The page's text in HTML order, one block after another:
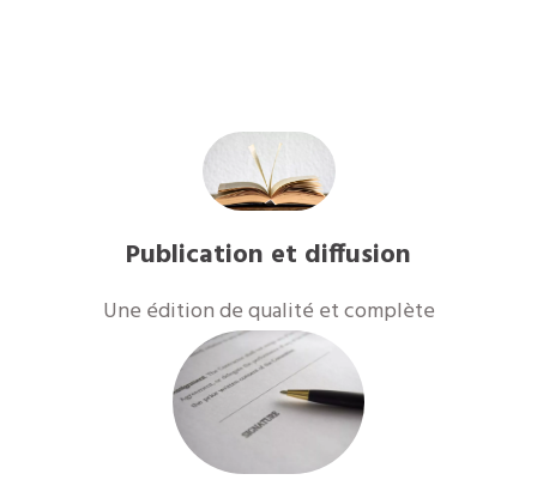
Publication et diffusion
Une édition de qualité et complète